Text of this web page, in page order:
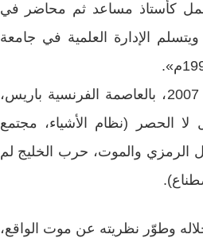
كأستاذ مساعد ثم محاضر في
الإدارة العلمية في جامعة
– قبل أن يتوفى بودريار في السادس من مارس 2007، بالعاصمة الفرنسية باريس،
الحصر (نظام الأشياء، مجتمع
الرمزي والموت، حرب الخليج لم
وطوّر نظريته عن موت الواقع،